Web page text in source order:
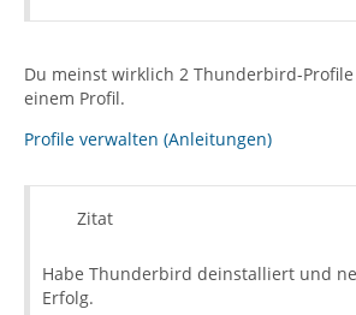
Du meinst wirklich 2 Thunderbird-
einem Profil.
Profile verwalten (Anleitungen)
Zitat
Habe Thunderbird deinstalliert und
Erfolg.